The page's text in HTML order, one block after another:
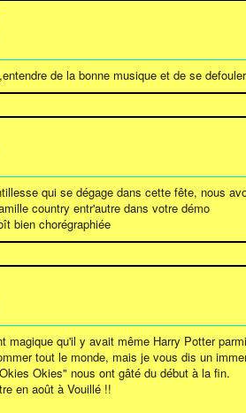
de la bonne musique et de se
qui se dégage dans cette fête, nous
country entr'autre dans votre démo
bien chorégraphiée
magique qu'il y avait même Harry Potter
tout le monde, mais je vous dis un
Okies" nous ont gâté du début à la fin.
en août à Vouillé !!